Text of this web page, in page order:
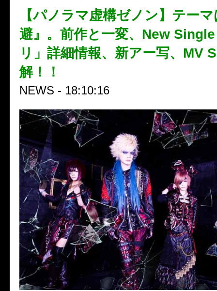
【パノラマ虚構ゼノン】テー
避』。前作と一変、New
リ」詳細情報、新アー写、MV
解！！
NEWS - 18:10:16